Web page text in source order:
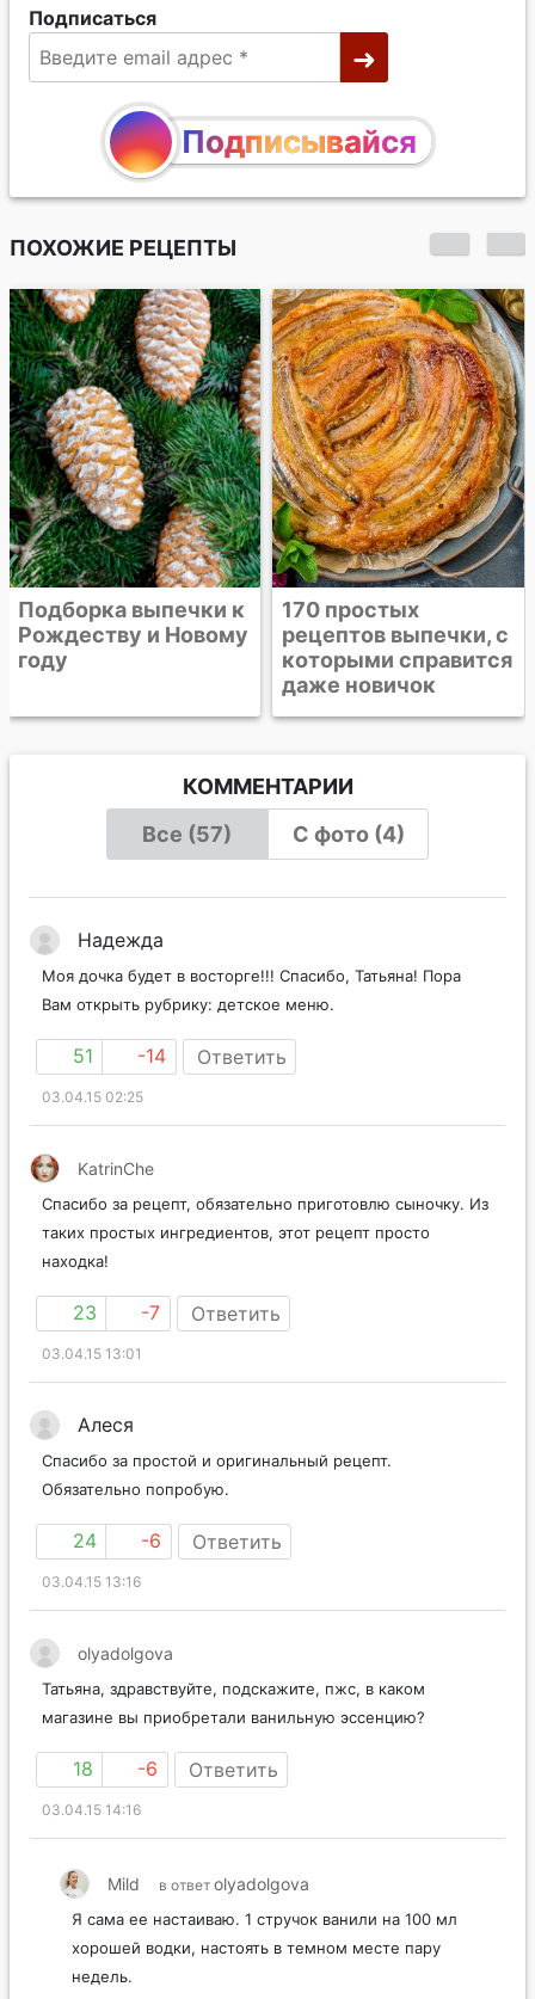
Подписаться
Подписывайся
ПОХОЖИЕ РЕЦЕПТЫ
170 простых
рецептов выпечки, с
которыми справится
Что испечь на
выходных. 27 идей
интересной выпечки
- от печенья до
пирогов
КОММЕНТАРИИ
Все (57)
С фото (4)
Надежда
Моя дочка будет в восторге!!! Спасибо, Татьяна! Пора
Вам открыть рубрику: детское меню.
51 -14 Ответить
03.04.15 02:25
KatrinChe
Спасибо за рецепт, обязательно приготовлю сыночку. Из
таких простых ингредиентов, этот рецепт просто
находка!
23 -7 Ответить
03.04.15 13:01
Алеся
Спасибо за простой и оригинальный рецепт.
Обязательно попробую.
24 -6 Ответить
03.04.15 13:16
olyadolgova
Татьяна, здравствуйте, подскажите, пжс, в каком
магазине вы приобретали ванильную эссенцию?
18 -6 Ответить
03.04.15 14:16
Mild в ответ olyadolgova
Я сама ее настаиваю. 1 стручок ванили на 100 мл
хорошей водки, настоять в темном месте пару
недель.